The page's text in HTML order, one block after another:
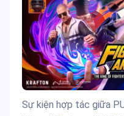
Sự kiện hợp tác giữa